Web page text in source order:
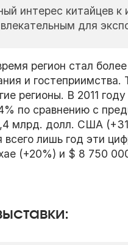
интерес китайцев
для
регион стал
и
регионы. В 2011
по сравнению с
млрд. долл. США
всего лишь год эти
(+20%) и $ 8 750